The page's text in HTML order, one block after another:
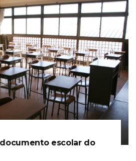
escolar do